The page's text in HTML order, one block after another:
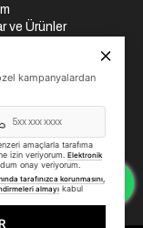
ve Ürünler
kampanyalardan
amaçlarla tarafıma
izin veriyorum. Elektronik
onay veriyorum.
tarafınızca korunmasını,
almayı kabul